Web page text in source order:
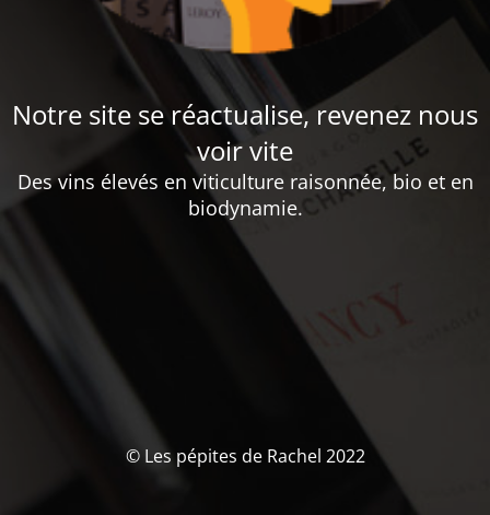
Notre site se réactualise, revenez nous
voir vite
Des vins élevés en viticulture raisonnée, bio et en
biodynamie.
© Les pépites de Rachel 2022